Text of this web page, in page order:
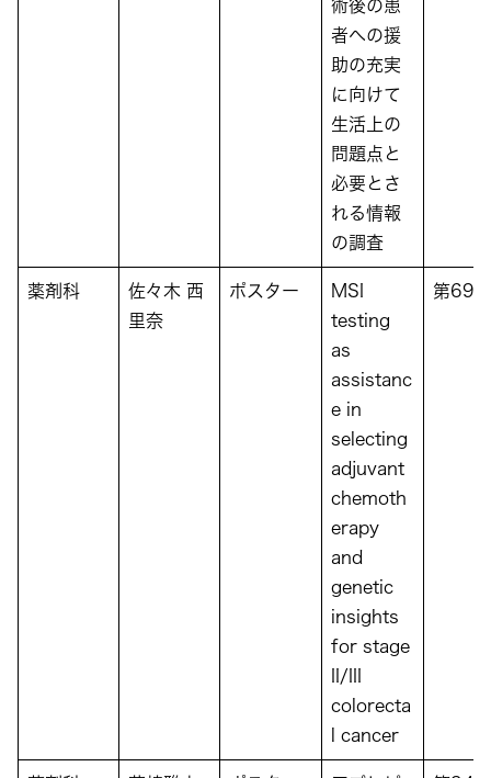
術後の患
者への援
助の充実
に向けて
生活上の
問題点と
必要とさ
れる情報
の調査
薬剤科
佐々木 西
里奈
ポスター
MSI
testing
as
assistanc
e in
selecting
adjuvant
chemoth
erapy
and
genetic
insights
for stage
II/III
colorecta
l cancer
第69回